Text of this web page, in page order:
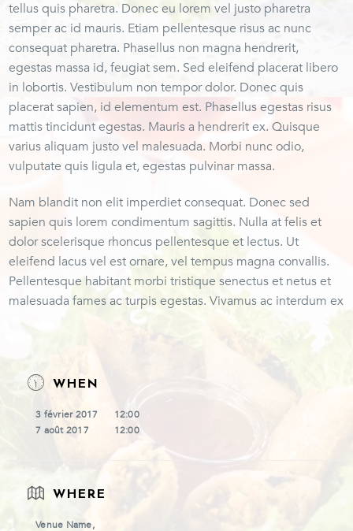
tellus quis pharetra. Donec eu lorem vel justo pharetra
semper ac id mauris. Etiam pellentesque risus ac nunc
consequat pharetra. Phasellus non magna hendrerit,
egestas massa id, feugiat sem. Sed eleifend placerat libero
in lobortis. Vestibulum non tempor dolor. Donec quis
placerat sapien, id elementum est. Phasellus egestas risus
mattis tincidunt egestas. Mauris a hendrerit ex. Quisque
varius aliquam justo vel malesuada. Morbi nunc odio,
vulputate quis ligula et, egestas pulvinar massa.
Nam blandit non elit imperdiet consequat. Donec sed
sapien quis lorem condimentum sagittis. Nulla at felis et
dolor scelerisque rhoncus pellentesque et lectus. Ut
eleifend lacus vel est ornare, vel tempus magna convallis.
Pellentesque habitant morbi tristique senectus et netus et
malesuada fames ac turpis egestas. Vivamus ac interdum ex
WHEN
3 février 2017
7 août 2017
12:00
12:00
WHERE
Venue Name,